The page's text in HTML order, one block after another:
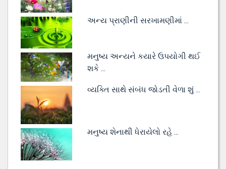
અન્ય પ્રાણીની સરખામણીમાં ...
મનુષ્ય અન્યને કયારે ઉપયોગી થઈ
શકે ...
વ્યક્તિ સાથે સંબંધ જોડતી વેળા શું ...
મનુષ્ય શેનાથી ધેરાયેલો રહે ...